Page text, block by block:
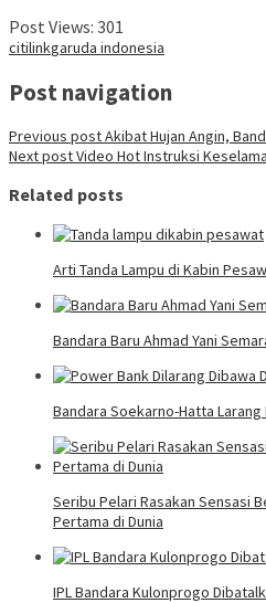
Post Views: 301
citilinkgaruda indonesia
Post navigation
Previous postAkibat Hujan Angin,
Next postVideo Hot Instruksi
Related posts
Arti Tanda Lampu di Kabin
Bandara Baru Ahmad Yani
Bandara Soekarno-Hatta
Seribu Pelari Rasakan Sensasi
Pertama di Dunia
IPL Bandara Kulonprogo